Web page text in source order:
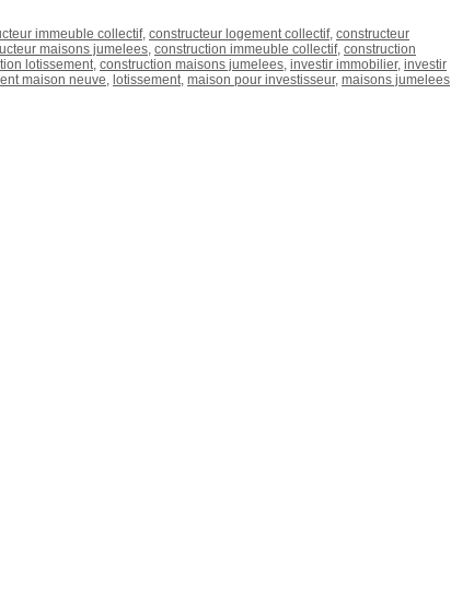
immeuble collectif, constructeur logement collectif, constructeur
maisons jumelees, construction immeuble collectif, construction
lotissement, construction maisons jumelees, investir immobilier, investir
maison neuve, lotissement, maison pour investisseur, maisons jumelees